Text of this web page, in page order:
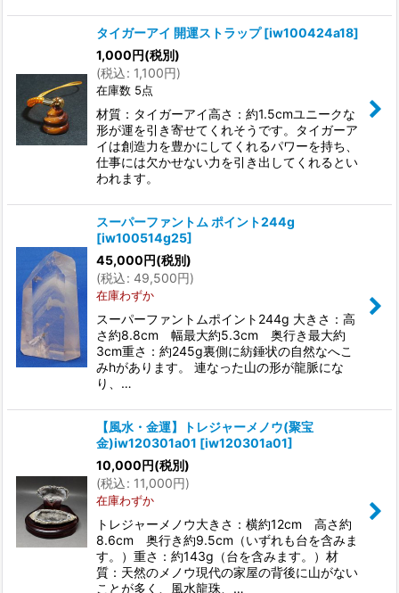
タイガーアイ 開運ストラップ [iw100424a18]
1,000円(税別)
(税込: 1,100円)
在庫数 5点
材質：タイガーアイ高さ：約1.5cmユニークな
形が運を引き寄せてくれそうです。タイガーア
イは創造力を豊かにしてくれるパワーを持ち、
仕事には欠かせない力を引き出してくれるとい
われます。
スーパーファントム ポイント244g
[iw100514g25]
45,000円(税別)
(税込: 49,500円)
在庫わずか
スーパーファントムポイント244g 大きさ：高
さ約8.8cm 幅最大約5.3cm 奥行き最大約
3cm重さ：約245g裏側に紡錘状の自然なへこ
みhがあります。 連なった山の形が龍脈にな
り、…
【風水・金運】トレジャーメノウ(聚宝
金)iw120301a01 [iw120301a01]
10,000円(税別)
(税込: 11,000円)
在庫わずか
トレジャーメノウ大きさ：横約12cm 高さ約
8.6cm 奥行き約9.5cm（いずれも台を含みま
す。）重さ：約143g（台を含みます。）材
質：天然のメノウ現代の家屋の背後に山がない
ことが多く、風水龍珠、…